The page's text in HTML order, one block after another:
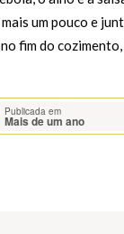
um pouco e
fim do
Publicada em
Mais de um ano